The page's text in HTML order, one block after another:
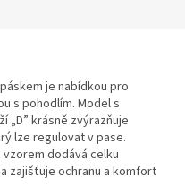
je nabídkou pro
s pohodlím. Model s
„D” krásně zvýrazňuje
lze regulovat v pase.
dodává celku
zajišťuje ochranu a komfort